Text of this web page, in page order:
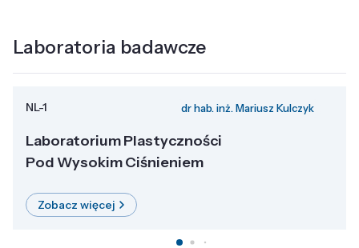
Laboratoria badawcze
NL-1 dr hab. inż. Mariusz Kulczyk
Laboratorium Plastyczności
Pod Wysokim Ciśnieniem
Zobacz więcej